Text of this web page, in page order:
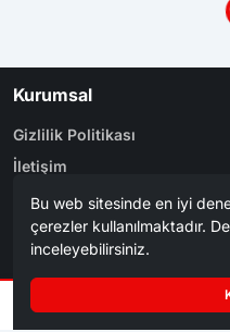
Kurumsal
Gizlilik Politikası
İletişim
Künye
Yazarlar
Reklam
Bölge Haberleri